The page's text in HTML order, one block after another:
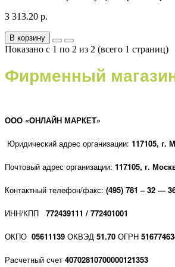
3 313.20 р.
В корзину
Показано с 1 по 2 из 2 (всего 1 страниц)
Фирменный
ООО «ОНЛАЙН МАРКЕТ»
Юридический адрес организации: 117105, г.
Почтовый адрес организации: 117105, г.
Контактный телефон/факс: (495) 781 – 32 —
ИНН/КПП 772439111 / 772401001
ОКПО 05611139 ОКВЭД 51.70 ОГРН
Расчетный счет 40702810700000121353